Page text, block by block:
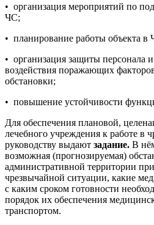
• организация мероприятий по
ЧС;
• планирование работы объекта в
• организация защиты персонала
воздействия поражающих
обстановки;
• повышение устойчивости
Для обеспечения плановой,
лечебного учреждения к работе в
руководству выдают задание. В
возможная (прогнозируемая)
административной территории
чрезвычайной ситуации, какие
с каким сроком готовности
порядок их обеспечения
транспортом.